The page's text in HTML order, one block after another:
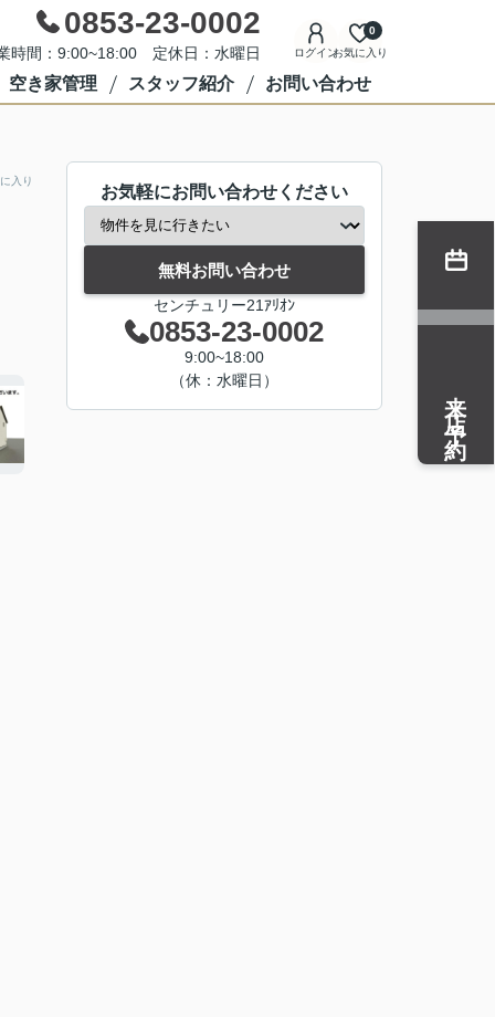
0853-23-0002
時間：9:00~18:00 定休日：水曜日 ログインお気に入り
0
空き家管理 スタッフ紹介 お問い合わせ
入り
お気軽にお問い合わせください
無料お問い合わせ
センチュリー21ｱﾘｵﾝ
0853-23-0002
9:00~18:00
（休：水曜日）
来店予約